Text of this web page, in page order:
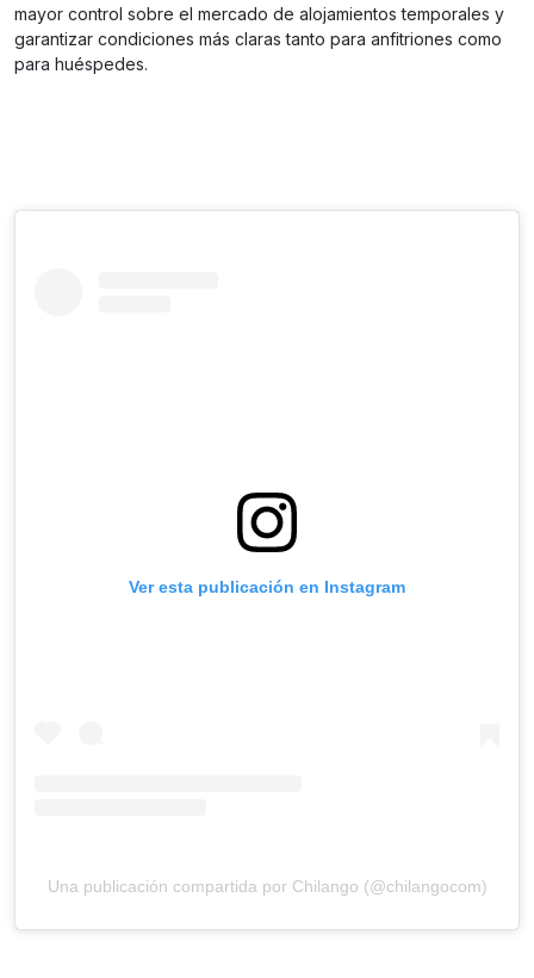
mayor control sobre el mercado de alojamientos temporales y
garantizar condiciones más claras tanto para anfitriones como
para huéspedes.
Ver esta publicación en Instagram
Una publicación compartida por Chilango (@chilangocom)